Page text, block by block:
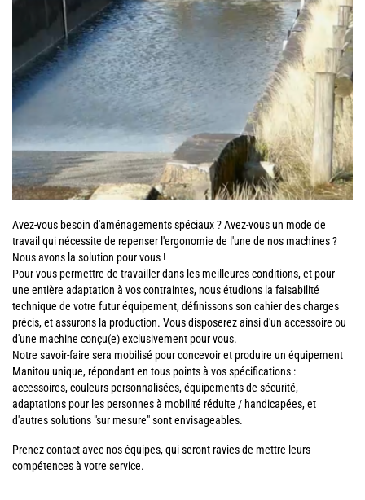
Avez-vous besoin d'aménagements spéciaux ? Avez-vous un mode de
travail qui nécessite de repenser l'ergonomie de l'une de nos machines ?
Nous avons la solution pour vous !
Pour vous permettre de travailler dans les meilleures conditions, et pour
une entière adaptation à vos contraintes, nous étudions la faisabilité
technique de votre futur équipement, définissons son cahier des charges
précis, et assurons la production. Vous disposerez ainsi d'un accessoire ou
d'une machine conçu(e) exclusivement pour vous.
Notre savoir-faire sera mobilisé pour concevoir et produire un équipement
Manitou unique, répondant en tous points à vos spécifications :
accessoires, couleurs personnalisées, équipements de sécurité,
adaptations pour les personnes à mobilité réduite / handicapées, et
d'autres solutions "sur mesure" sont envisageables.
Prenez contact avec nos équipes, qui seront ravies de mettre leurs
compétences à votre service.